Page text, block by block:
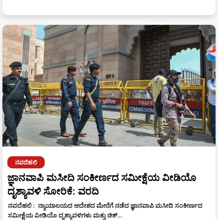
ನವದೆಹಲಿ
ಜ್ಞಾನವಾಪಿ ಮಸೀದಿ ಸಂಕೀರ್ಣದ ಸಮೀಕ್ಷೆಯ ವೀಡಿಯೊ
ದೃಶ್ಯಾವಳಿ ಸೋರಿಕೆ: ವರದಿ
ನವದೆಹಲಿ : ನ್ಯಾಯಾಲಯದ ಆದೇಶದ ಮೇರೆಗೆ ನಡೆದ ಜ್ಞಾನವಾಪಿ ಮಸೀದಿ ಸಂಕೀರ್ಣದ
ಸಮೀಕ್ಷೆಯ ವೀಡಿಯೊ ದೃಶ್ಯಾವಳಿಗಳು ಮತ್ತು ಚಿತ್…